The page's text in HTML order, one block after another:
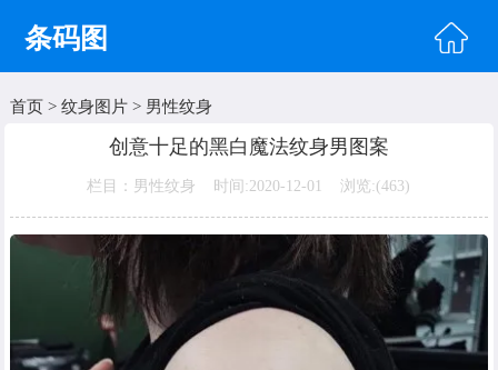
条码图
首页
美女图片
纹身图片
唯美图片
首页> 纹身图片> 男性纹身
创意十足的黑白魔法纹身男图案
栏目：男性纹身 时间:2020-12-01 浏览:(463)